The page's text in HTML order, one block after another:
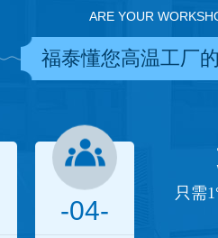
ARE YOUR
福泰懂您高温工厂
-04-
只需